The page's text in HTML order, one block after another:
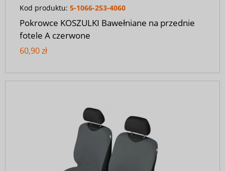
Kod produktu: 5-1066-253-4060
Pokrowce KOSZULKI Bawełniane na przednie
fotele A czerwone
60,90 zł